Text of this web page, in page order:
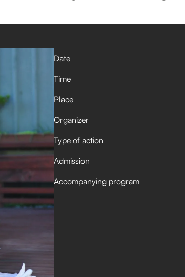
Date
Time
Place
Organizer
Type of action
Admission
Accompanying program